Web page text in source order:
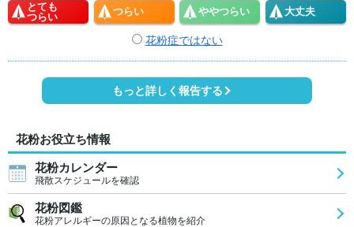
とても
つらい
つらい ややつらい 大丈夫
花粉症ではない
もっと詳しく報告する
花粉お役立ち情報
花粉カレンダー
飛散スケジュールを確認
花粉図鑑
花粉アレルギーの原因となる植物を紹介